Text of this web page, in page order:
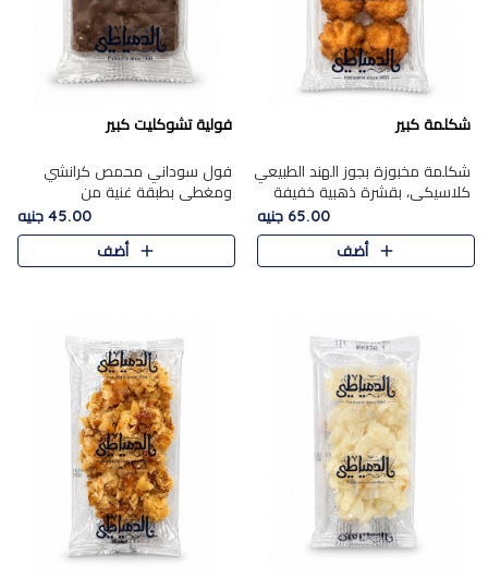
شكلمة كبير
شكلمة مخبوزة بجوز الهند الطبيعي
كلاسيكي، بقشرة ذهبية خفيفة
وقلب طري رطب يذوب في الفم،
تمنحك المذاق الشرقي الحلو الأصيل
التقليدي في كل لقمة.
65.00 جنيه
أضف
فولية تشوكليت كبير
فول سوداني محمص كرانشي
ومغطى بطبقة غنية من
الشوكولاتة، يجمع بين طعم
القرمشة الأصيلة الكلاسكيكية
التقليدية للفول السوداني وحلاوة
45.00 جنيه
أضف